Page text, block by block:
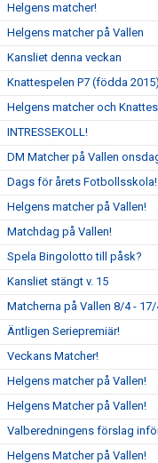
Helgens matcher!
Helgens matcher på Vallen
Kansliet denna veckan
Knattespelen P7 (födda 2015)
Helgens matcher och
INTRESSEKOLL!
DM Matcher på Vallen
Dags för årets Fotbollsskola!
Helgens matcher på Vallen!
Matchdag på Vallen!
Spela Bingolotto till påsk?
Kansliet stängt v. 15
Matcherna på Vallen 8/4 -
Äntligen Seriepremiär!
Veckans Matcher!
Helgens matcher på Vallen!
Helgens Matcher på Vallen!
Valberedningens förslag
Helgens Matcher på Vallen!